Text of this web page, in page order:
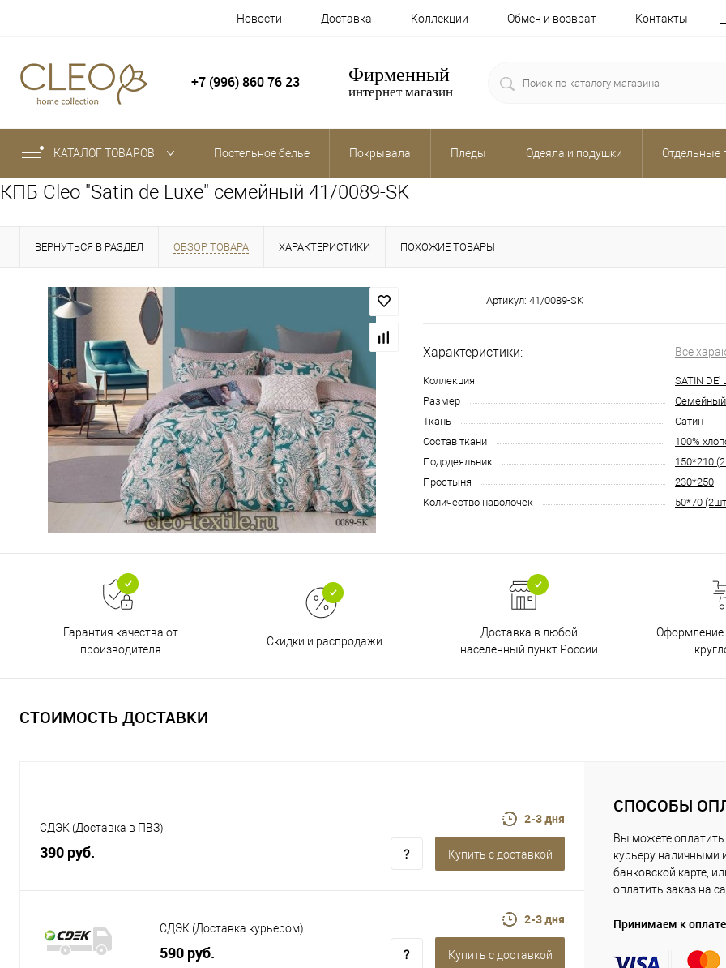
Новости Доставка Коллекции Обмен и возврат Контакты
+7 (996) 860 76 23 Фирменный
интернет магазин
КАТАЛОГ ТОВАРОВ Постельное белье Покрывала Пледы Одеяла и подушки Отдельные
КПБ Cleo "Satin de Luxe" семейный 41/0089-SK
ВЕРНУТЬСЯ В РАЗДЕЛ ОБЗОР ТОВАРА ХАРАКТЕРИСТИКИ ПОХОЖИЕ ТОВАРЫ
Артикул: 41/0089-SK
Характеристики: Все
Коллекция
SATIN DE'
Размер
Семейный
Ткань
Сатин
Состав ткани
100%
Пододеяльник
150*210
Простыня
230*250
Количество наволочек
50*70
Гарантия качества от
производителя
Скидки и распродажи
Доставка в любой
населенный пункт России
Оформление
СТОИМОСТЬ ДОСТАВКИ
СДЭК (Доставка в ПВЗ)
390 руб.
2-3 дня
Купить c доставкой
СДЭК (Доставка курьером)
590 руб.
2-3 дня
Купить c доставкой
СПОСОБЫ
Вы можете оплатить
курьеру наличными
банковской карте,
оплатить заказ на
Принимаем к оплате